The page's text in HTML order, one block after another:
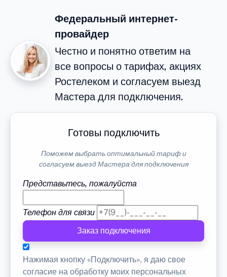
Федеральный интернет-
провайдер
Честно и понятно ответим на
все вопросы о тарифах, акциях
Ростелеком и согласуем выезд
Мастера для подключения.
Готовы подключить
Поможем выбрать оптимальный тариф и
согласуем выезд Мастера для подключения
Представьтесь, пожалуйста
Телефон для связи
Заказ подключения
Нажимая кнопку «Подключить», я даю свое
согласие на обработку моих персональных